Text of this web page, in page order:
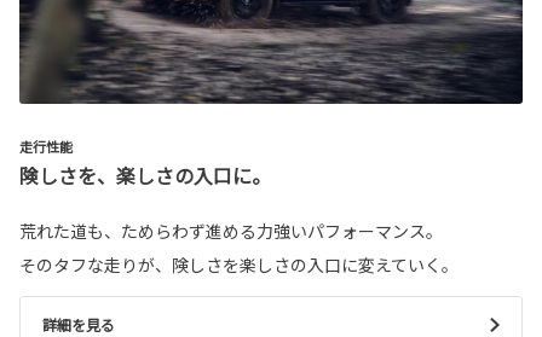
走行性能
険しさを、楽しさの入口に。
荒れた道も、ためらわず進める力強いパフォーマンス。
そのタフな走りが、険しさを楽しさの入口に変えていく。
詳細を見る